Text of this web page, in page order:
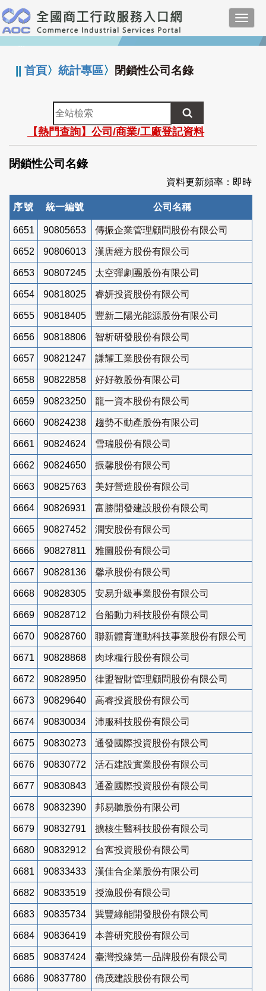
跳
到
主
要
:::
||首頁〉統計專區〉 閉鎖性公司名錄
全
站
檢
索
【熱門查詢】公司/商業/工廠登記資料
閉鎖性公司名錄
資料更新頻率：即時
序號 統一編號 公司名稱
6651 90805653 傳振企業管理顧問股份有限公司
6652 90806013 漢唐經方股份有限公司
6653 90807245 太空彈劇團股份有限公司
6654 90818025 睿妍投資股份有限公司
6655 90818405 豐新二陽光能源股份有限公司
6656 90818806 智析研發股份有限公司
6657 90821247 謙耀工業股份有限公司
6658 90822858 好好教股份有限公司
6659 90823250 龍一資本股份有限公司
6660 90824238 趨勢不動產股份有限公司
6661 90824624 雪瑞股份有限公司
6662 90824650 振馨股份有限公司
6663 90825763 美好營造股份有限公司
6664 90826931 富勝開發建設股份有限公司
6665 90827452 潤安股份有限公司
6666 90827811 雅圖股份有限公司
6667 90828136 馨承股份有限公司
6668 90828305 安易升級事業股份有限公司
6669 90828712 台船動力科技股份有限公司
6670 90828760 聯新體育運動科技事業股份有限公司
6671 90828868 肉球糧行股份有限公司
6672 90828950 律盟智財管理顧問股份有限公司
6673 90829640 高睿投資股份有限公司
6674 90830034 沛服科技股份有限公司
6675 90830273 通發國際投資股份有限公司
6676 90830772 活石建設實業股份有限公司
6677 90830843 通盈國際投資股份有限公司
6678 90832390 邦易聽股份有限公司
6679 90832791 擴核生醫科技股份有限公司
6680 90832912 台寯投資股份有限公司
6681 90833433 漢佳合企業股份有限公司
6682 90833519 授漁股份有限公司
6683 90835734 巽豐綠能開發股份有限公司
6684 90836419 本善研究股份有限公司
6685 90837424 臺灣投緣第一品牌股份有限公司
6686 90837780 僑茂建設股份有限公司